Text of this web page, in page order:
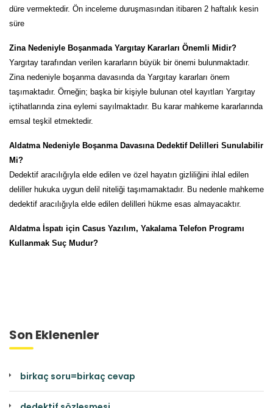
düre vermektedir. Ön inceleme duruşmasından itibaren 2 haftalık kesin
süre
Zina Nedeniyle Boşanmada Yargıtay Kararları Önemli Midir?
Yargıtay tarafından verilen kararların büyük bir önemi bulunmaktadır.
Zina nedeniyle boşanma davasında da Yargıtay kararları önem
taşımaktadır. Örneğin; başka bir kişiyle bulunan otel kayıtları Yargıtay
içtihatlarında zina eylemi sayılmaktadır. Bu karar mahkeme kararlarında
emsal teşkil etmektedir.
Aldatma Nedeniyle Boşanma Davasına Dedektif Delilleri Sunulabilir
Mi?
Dedektif aracılığıyla elde edilen ve özel hayatın gizliliğini ihlal edilen
deliller hukuka uygun delil niteliği taşımamaktadır. Bu nedenle mahkeme
dedektif aracılığıyla elde edilen delilleri hükme esas almayacaktır.
Aldatma İspatı için Casus Yazılım, Yakalama Telefon Programı
Kullanmak Suç Mudur?
Son Eklenenler
birkaç soru=birkaç cevap